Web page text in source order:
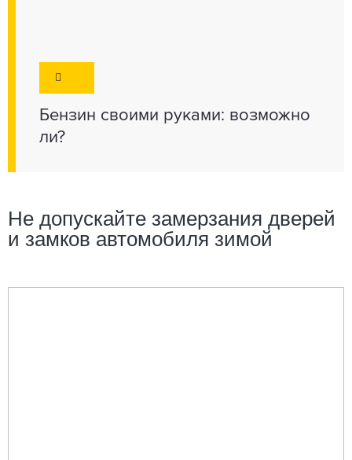
Бензин своими руками: возможно
ли?
Не допускайте замерзания дверей
и замков автомобиля зимой